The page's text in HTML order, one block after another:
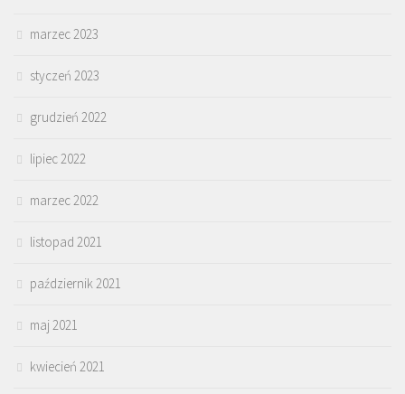
marzec 2023
styczeń 2023
grudzień 2022
lipiec 2022
marzec 2022
listopad 2021
październik 2021
maj 2021
kwiecień 2021